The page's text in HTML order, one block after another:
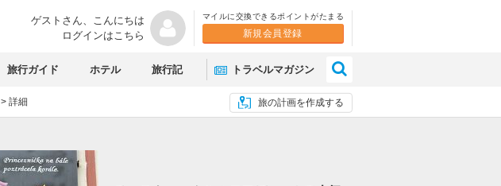
ゲストさん、 こんにちは
ログインはこちら
マイルに交換できるポイントがたまる
新規会員登録
旅行ガイド ホテル 旅行記 トラベルマガジン
旅の計画を作成する
> 詳細